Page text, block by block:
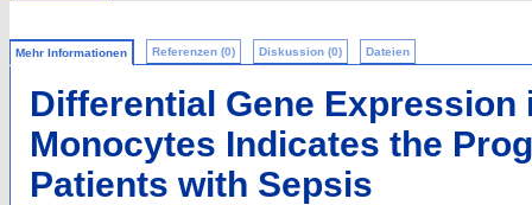
Mehr Informationen Referenzen (0) Diskussion (0) Dateien
Differential Gene Expression
Monocytes Indicates the
Patients with Sepsis